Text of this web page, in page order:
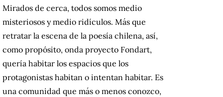
Mirados de cerca, todos somos medio
misteriosos y medio ridículos. Más que
retratar la escena de la poesía chilena, así,
como propósito, onda proyecto Fondart,
quería habitar los espacios que los
protagonistas habitan o intentan habitar. Es
una comunidad que más o menos conozco,